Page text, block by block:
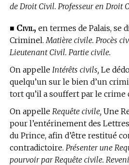
de Droit Civil. Professeur en Droit
■ Civil, en termes de Palais, se
Criminel.Matière civile. Procès
Lieutenant Civil. Partie civile.
On appelle Intérêts civils, Le
quelqu’un sur le bien d’un
tort qu’il a souffert par le crime
On appelle Requête civile, Une
pour l’entérinement des
du Prince, afin d’être restitué
contradictoire. Présenter une
pourvoir par Requête civile.